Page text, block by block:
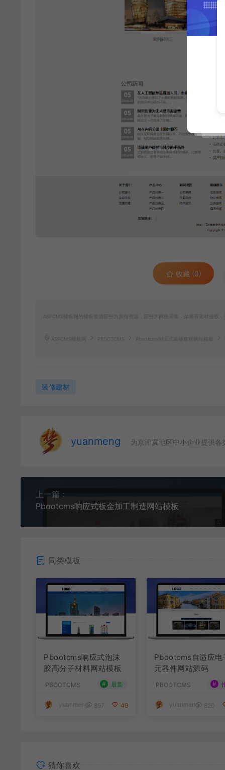
收藏 (0)
ASPCMS模板网的模板资源部分为原创资源，部分为网络采集，如果有素材侵权
ASPCMS模板网 PBOOTCMS Pbootcms响应式装修建材网站模板
装修建材
yuanmeng 为京津冀地区中小企业提供各
上一篇：
Pbootcms响应式板金加工制造网站模板
同类模板
Pbootcms响应式泡沫
胶高分子材料网站模板
PBOOTCMS # 最新
yuanmeng 897 49
Pbootcms自适应电
元器件网站源码
PBOOTCMS #
yuanmeng 820
猜你喜欢